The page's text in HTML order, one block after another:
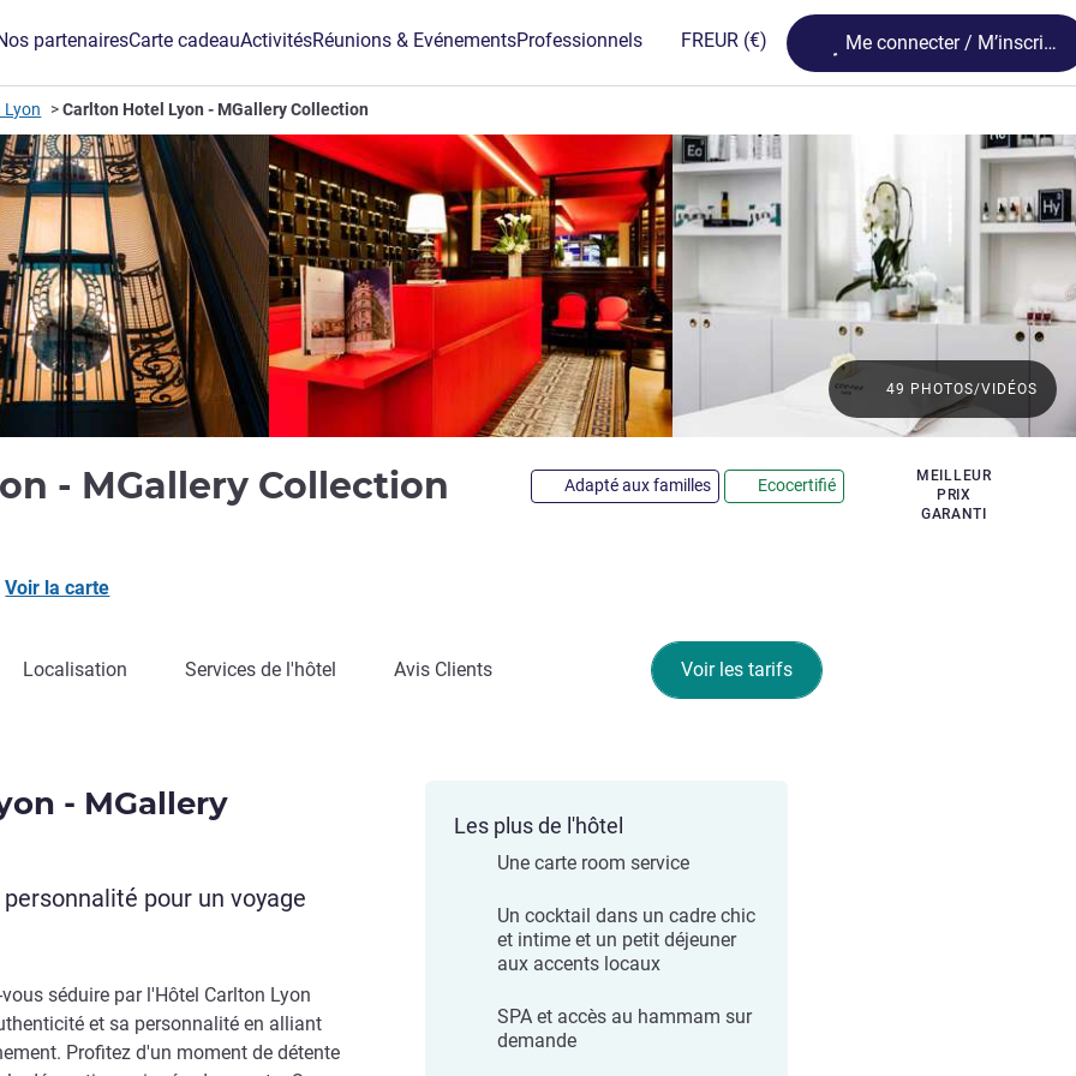
partenairesCarte cadeauActivitésRéunions & EvénementsProfessionnels FREUR (€) Loading...
Me connecter / M’inscrire
Lyon Carlton Hotel Lyon - MGallery Collection
- MGallery Collection 4 étoilesAdapté aux familles Ecocertifié
MEILLEUR
PRIX
GARANTI
49 PHOTOS/VIDÉOS
Voir la carte
Voir les tarifs
Localisation Services de l'hôtel Avis Clients
- MGallery
pour un voyage
séduire par l'Hôtel Carlton Lyon
et sa personnalité en alliant
Profitez d'un moment de détente
Les plus de l'hôtel
Une carte room service
Un cocktail dans un cadre chic
et intime et un petit déjeuner
aux accents locaux
SPA et accès au hammam sur
demande